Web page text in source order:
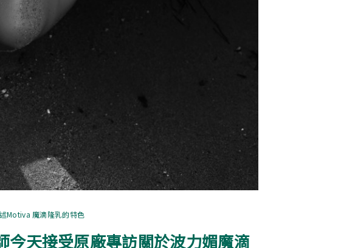
Motiva 魔滴隆乳的特色
今天接受原廠專訪關於波力媚魔滴